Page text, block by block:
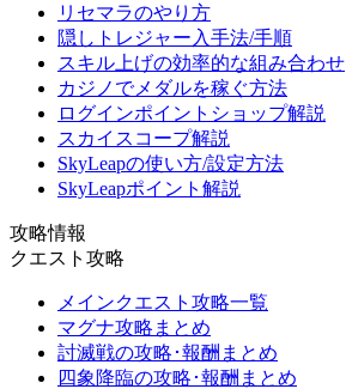
リセマラのやり方
隠しトレジャー入手法/手順
スキル上げの効率的な組み合わせ
カジノでメダルを稼ぐ方法
ログインポイントショップ解説
スカイスコープ解説
SkyLeapの使い方/設定方法
SkyLeapポイント解説
攻略情報
クエスト攻略
メインクエスト攻略一覧
マグナ攻略まとめ
討滅戦の攻略･報酬まとめ
四象降臨の攻略･報酬まとめ